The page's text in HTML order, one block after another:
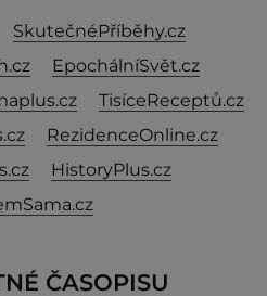
SkutečnéPříběhy.cz
EpochálníSvět.cz
TisíceReceptů.cz
RezidenceOnline.cz
HistoryPlus.cz
ČASOPISU